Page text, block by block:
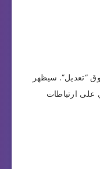
“تعديل”. سيظهر
على ارتباطات